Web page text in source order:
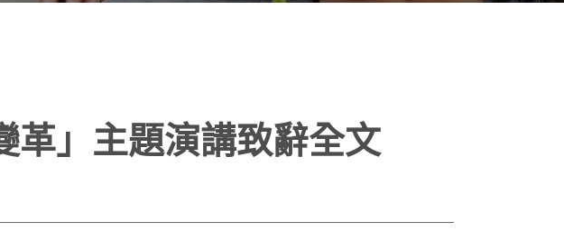
革」主題演講致辭全文